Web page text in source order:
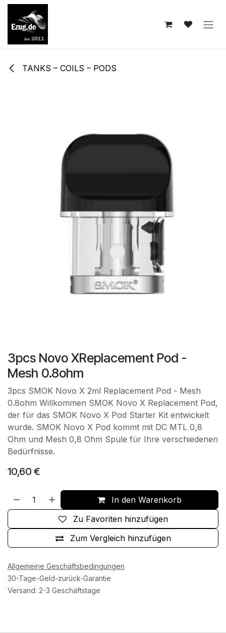
Zum Inhalt springen
TANKS – COILS – PODS
3pcs Novo XReplacement Pod -
Mesh 0.8ohm
3pcs SMOK Novo X 2ml Replacement Pod - Mesh
0.8ohm Willkommen SMOK Novo X Replacement Pod,
der für das SMOK Novo X Pod Starter Kit entwickelt
wurde. SMOK Novo X Pod kommt mit DC MTL 0,8
Ohm und Mesh 0,8 Ohm Spule für Ihre verschiedenen
Bedürfnisse.
10,60 €
In den Warenkorb
Zum Vergleich hinzufügen
Zu Favoriten hinzufügen
Allgemeine Geschäftsbedingungen
30-Tage-Geld-zurück-Garantie
Versand: 2-3 Geschäftstage